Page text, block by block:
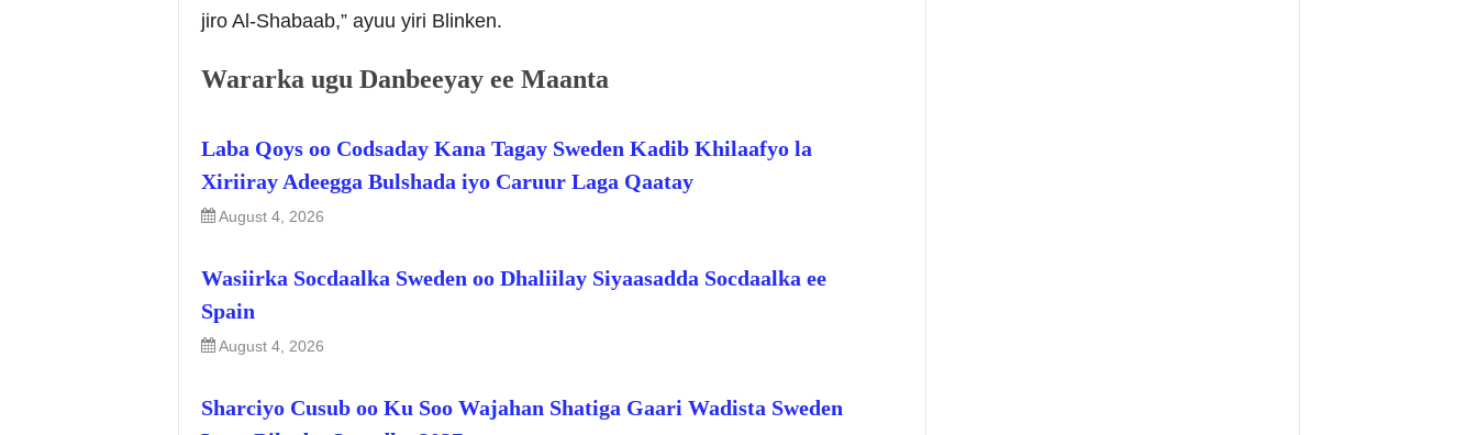
jiro Al-Shabaab,” ayuu yiri Blinken.
Wararka ugu Danbeeyay ee Maanta
Laba Qoys oo Codsaday Kana Tagay Sweden Kadib Khilaafyo la
Xiriiray Adeegga Bulshada iyo Caruur Laga Qaatay
August 4, 2026
Wasiirka Socdaalka Sweden oo Dhaliilay Siyaasadda Socdaalka ee
Spain
August 4, 2026
Sharciyo Cusub oo Ku Soo Wajahan Shatiga Gaari Wadista Sweden